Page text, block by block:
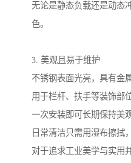
无论是静态负载还是动态
色。
3. 美观且易于维护
不锈钢表面光亮，具有金
用于栏杆、扶手等装饰部
一次安装即可长期保持美观
日常清洁只需用湿布擦拭
对于追求工业美学与实用